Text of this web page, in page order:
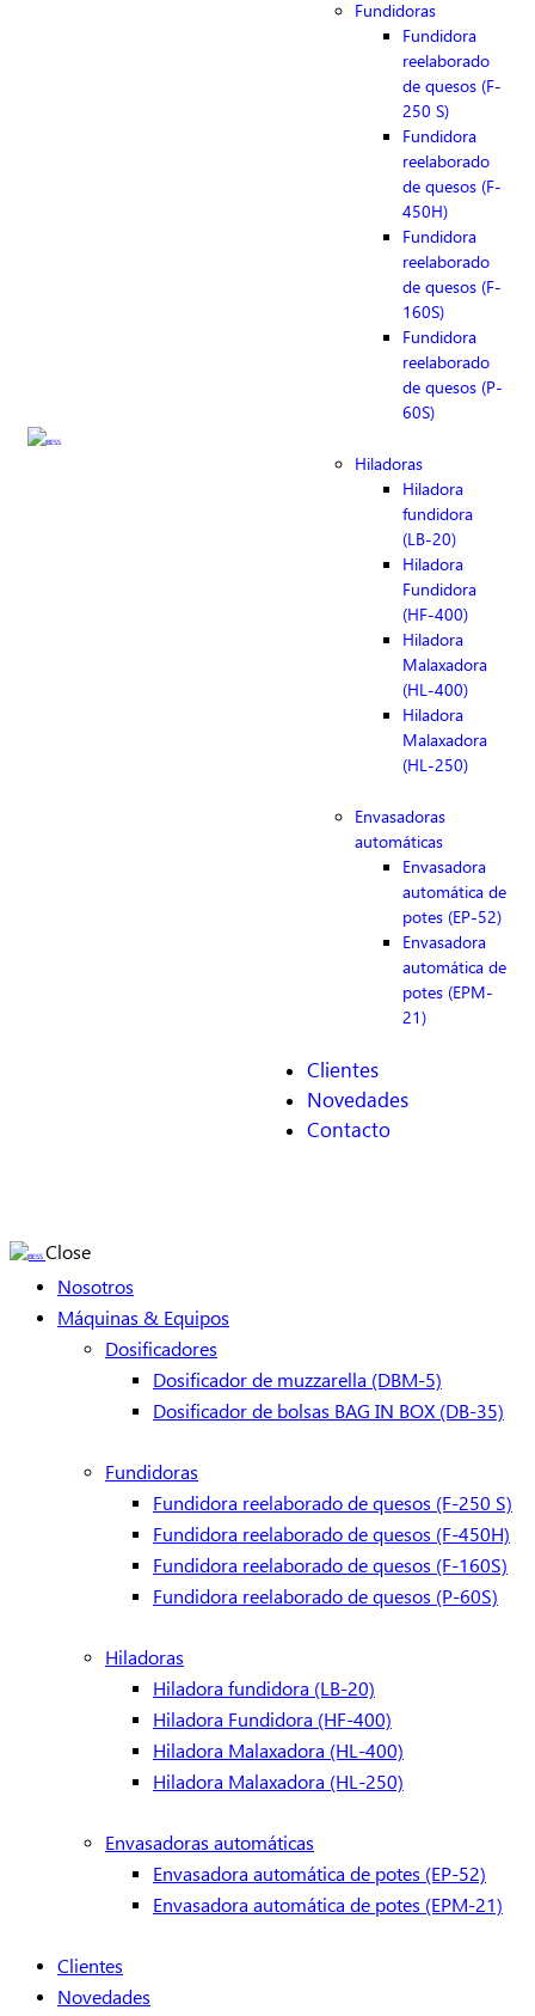
Fundidoras
Fundidora
reelaborado
de quesos (F-
250 S)
Fundidora
reelaborado
de quesos (F-
450H)
Fundidora
reelaborado
de quesos (F-
160S)
Fundidora
reelaborado
de quesos (P-
60S)
Hiladoras
Hiladora
fundidora
(LB-20)
Hiladora
Fundidora
(HF-400)
Hiladora
Malaxadora
(HL-400)
Hiladora
Malaxadora
(HL-250)
Envasadoras
automáticas
Envasadora
automática de
potes (EP-52)
Envasadora
automática de
potes (EPM-
21)
Clientes
Novedades
Contacto
Close
Nosotros
Máquinas & Equipos
Dosificadores
Dosificador de muzzarella (DBM-5)
Dosificador de bolsas BAG IN BOX (DB-35)
Fundidoras
Fundidora reelaborado de quesos (F-250 S)
Fundidora reelaborado de quesos (F-450H)
Fundidora reelaborado de quesos (F-160S)
Fundidora reelaborado de quesos (P-60S)
Hiladoras
Hiladora fundidora (LB-20)
Hiladora Fundidora (HF-400)
Hiladora Malaxadora (HL-400)
Hiladora Malaxadora (HL-250)
Envasadoras automáticas
Envasadora automática de potes (EP-52)
Envasadora automática de potes (EPM-21)
Clientes
Novedades